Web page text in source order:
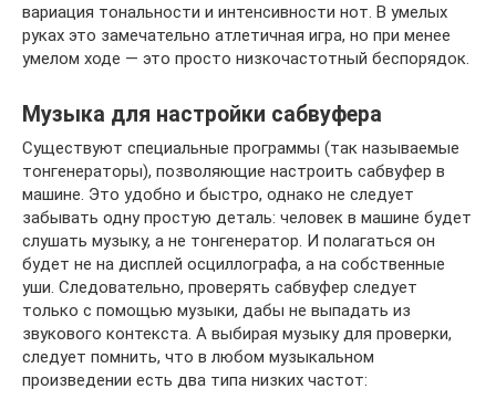
вариация тональности и интенсивности нот. В умелых
руках это замечательно атлетичная игра, но при менее
умелом ходе — это просто низкочастотный беспорядок.
Музыка для настройки сабвуфера
Существуют специальные программы (так называемые
тонгенераторы), позволяющие настроить сабвуфер в
машине. Это удобно и быстро, однако не следует
забывать одну простую деталь: человек в машине будет
слушать музыку, а не тонгенератор. И полагаться он
будет не на дисплей осциллографа, а на собственные
уши. Следовательно, проверять сабвуфер следует
только с помощью музыки, дабы не выпадать из
звукового контекста. А выбирая музыку для проверки,
следует помнить, что в любом музыкальном
произведении есть два типа низких частот: